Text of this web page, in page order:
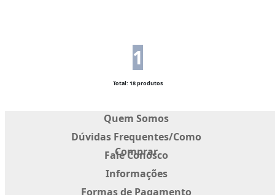
1
Total: 18 produtos
Quem Somos
Dúvidas Frequentes/Como
Comprar
Fale Conosco
Informações
Formas de Pagamento